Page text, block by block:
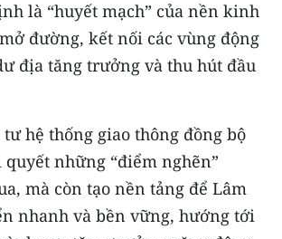
SÂU
NAM
OCOP - MỖI XÃ
là “huyết mạch” của nền kinh
đường, kết nối các vùng động
địa tăng trưởng và thu hút đầu
hệ thống giao thông đồng bộ
những “điểm nghẽn”
mà còn tạo nền tảng để Lâm
nhanh và bền vững, hướng tới